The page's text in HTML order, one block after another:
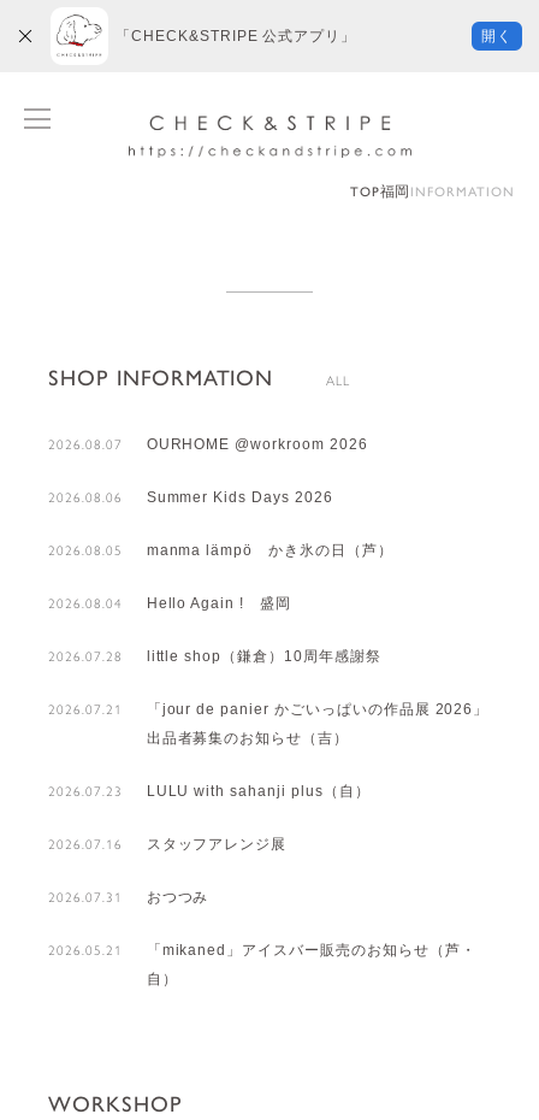
TOP福岡 INFORMATION
SHOP INFORMATION
2026.08.07 OURHOME @workroom 2026
2026.08.06 Summer Kids Days 2026
2026.08.05 manma lämpö かき氷の日（芦）
2026.08.04 Hello Again ! 盛岡
2026.07.28 little shop（鎌倉）10周年感謝祭
2026.07.21
「jour de panier かごいっぱいの作品展 2026」
出品者募集のお知らせ（吉）
2026.07.23 LULU with sahanji plus（自）
2026.07.16 スタッフアレンジ展
2026.07.31 おつつみ
2026.05.21
「mikaned」アイスバー販売のお知らせ（芦・
自）
WORKSHOP
「CHECK&STRIPE 公式アプリ」 開く